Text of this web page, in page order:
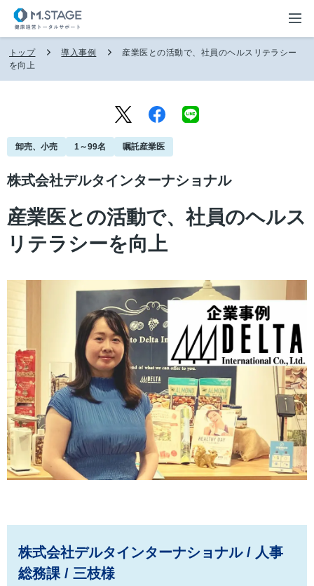
トップ 導入事例
産業医との活動で、社員のヘルスリテラシー
を向上
卸売、小売 1～99名 嘱託産業医
株式会社デルタインターナショナル
産業医との活動で、社員のヘルス
リテラシーを向上
株式会社デルタインターナショナル / 人事
総務課 / 三枝様